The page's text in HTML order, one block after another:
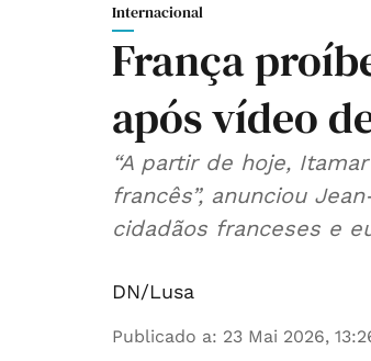
Internacional
França
após vídeo
“A partir de hoje,
francês”, anunciou
cidadãos franceses e
DN/Lusa
Publicado a: 23 Mai 2026,